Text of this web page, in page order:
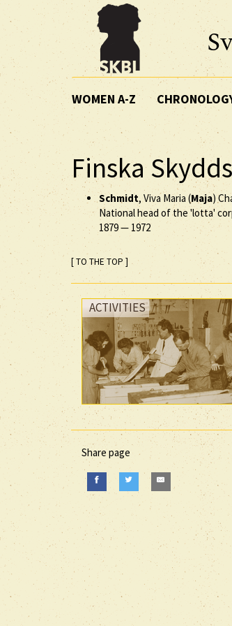
WOMEN A-Z
Finska
Schmidt, Viva Maria (Maja)
National head of the 'lotta'
1879— 1972
[ TO THE TOP ]
ACTIVITIES
Share page